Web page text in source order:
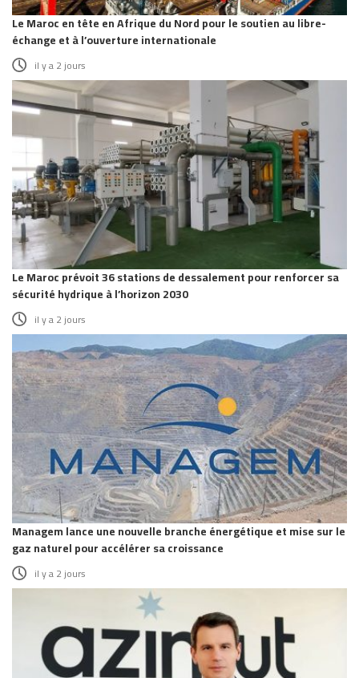
Le Maroc en tête en Afrique du Nord pour le soutien au libre-
échange et à l’ouverture internationale
il y a 2 jours
Le Maroc prévoit 36 stations de dessalement pour renforcer sa
sécurité hydrique à l’horizon 2030
il y a 2 jours
Managem lance une nouvelle branche énergétique et mise sur le
gaz naturel pour accélérer sa croissance
il y a 2 jours